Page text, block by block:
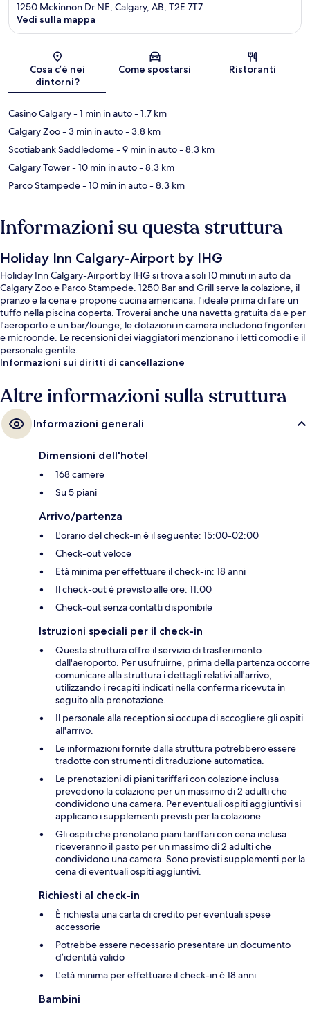
Mappa
1250 Mckinnon Dr NE, Calgary, AB, T2E 7T7
Vedi sulla mappa
Cosa c’è nei
dintorni?
Come spostarsi Ristoranti
Casino Calgary- 1 min in auto- 1.7 km
Calgary Zoo- 3 min in auto- 3.8 km
Scotiabank Saddledome- 9 min in auto- 8.3 km
Calgary Tower- 10 min in auto- 8.3 km
Parco Stampede- 10 min in auto- 8.3 km
Informazioni su questa struttura
Holiday Inn Calgary-Airport by IHG
Holiday Inn Calgary-Airport by IHG si trova a soli 10 minuti in auto da
Calgary Zoo e Parco Stampede. 1250 Bar and Grill serve la colazione, il
pranzo e la cena e propone cucina americana: l'ideale prima di fare un
tuffo nella piscina coperta. Troverai anche una navetta gratuita da e per
l'aeroporto e un bar/lounge; le dotazioni in camera includono frigoriferi
e microonde. Le recensioni dei viaggiatori menzionano i letti comodi e il
personale gentile.
Informazioni sui diritti di cancellazione
Altre informazioni sulla struttura
Informazioni generali
Dimensioni dell'hotel
168 camere
Su 5 piani
Arrivo/partenza
L'orario del check-in è il seguente: 15:00-02:00
Check-out veloce
Età minima per effettuare il check-in: 18 anni
Il check-out è previsto alle ore: 11:00
Check-out senza contatti disponibile
Istruzioni speciali per il check-in
Questa struttura offre il servizio di trasferimento
dall'aeroporto. Per usufruirne, prima della partenza occorre
comunicare alla struttura i dettagli relativi all'arrivo,
utilizzando i recapiti indicati nella conferma ricevuta in
seguito alla prenotazione.
Il personale alla reception si occupa di accogliere gli ospiti
all'arrivo.
Le informazioni fornite dalla struttura potrebbero essere
tradotte con strumenti di traduzione automatica.
Le prenotazioni di piani tariffari con colazione inclusa
prevedono la colazione per un massimo di 2 adulti che
condividono una camera. Per eventuali ospiti aggiuntivi si
applicano i supplementi previsti per la colazione.
Gli ospiti che prenotano piani tariffari con cena inclusa
riceveranno il pasto per un massimo di 2 adulti che
condividono una camera. Sono previsti supplementi per la
cena di eventuali ospiti aggiuntivi.
Richiesti al check-in
È richiesta una carta di credito per eventuali spese
accessorie
Potrebbe essere necessario presentare un documento
d’identità valido
L'età minima per effettuare il check-in è 18 anni
Bambini